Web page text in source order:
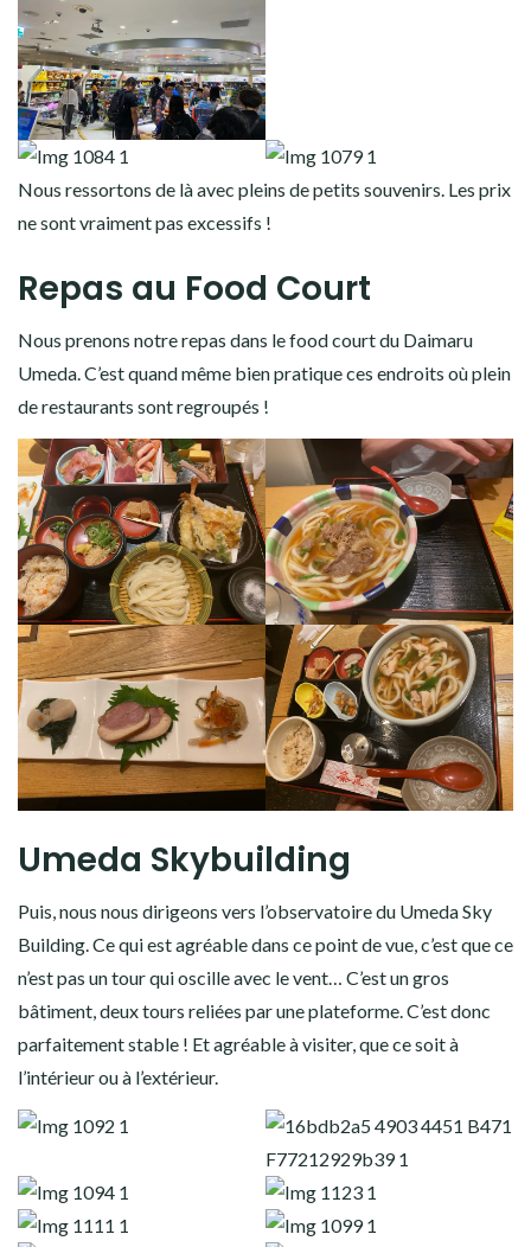
Nous ressortons de là avec pleins de petits souvenirs. Les prix
ne sont vraiment pas excessifs !
Repas au Food Court
Nous prenons notre repas dans le food court du Daimaru
Umeda. C’est quand même bien pratique ces endroits où plein
de restaurants sont regroupés !
Umeda Skybuilding
Puis, nous nous dirigeons vers l’observatoire du Umeda Sky
Building. Ce qui est agréable dans ce point de vue, c’est que ce
n’est pas un tour qui oscille avec le vent… C’est un gros
bâtiment, deux tours reliées par une plateforme. C’est donc
parfaitement stable ! Et agréable à visiter, que ce soit à
l’intérieur ou à l’extérieur.